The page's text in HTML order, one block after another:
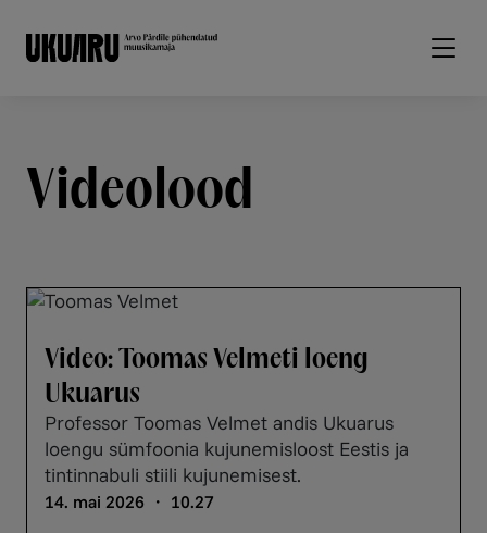
Videolood
Video: Toomas Velmeti loeng
Ukuarus
Professor Toomas Velmet andis Ukuarus
loengu sümfoonia kujunemisloost Eestis ja
tintinnabuli stiili kujunemisest.
14. mai 2026 ・ 10.27